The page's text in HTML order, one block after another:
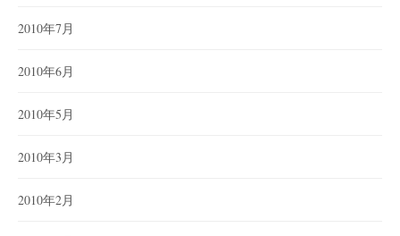
2010年7月
2010年6月
2010年5月
2010年3月
2010年2月